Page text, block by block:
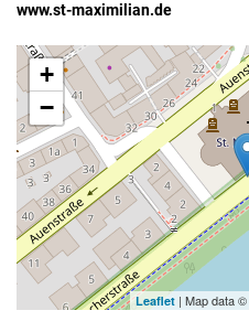
www.st-maximilian.de
+
−
Leaflet | Map data ©